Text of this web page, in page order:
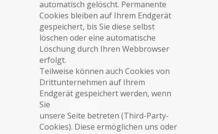
automatisch gelöscht. Permanente
Cookies bleiben auf Ihrem Endgerät
gespeichert, bis Sie diese selbst
löschen oder eine automatische
Löschung durch Ihren Webbrowser
erfolgt.
Teilweise können auch Cookies von
Drittunternehmen auf Ihrem
Endgerät gespeichert werden, wenn
Sie
unsere Seite betreten (Third-Party-
Cookies). Diese ermöglichen uns oder